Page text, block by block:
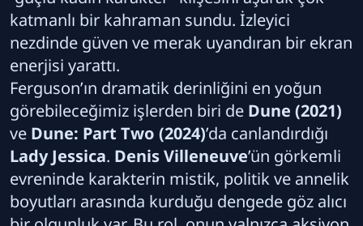
katmanlı bir kahraman sundu. İzleyici
nezdinde güven ve merak uyandıran bir ekran
enerjisi yarattı.
Ferguson’ın dramatik derinliğini en yoğun
görebileceğimiz işlerden biri de Dune (2021)
ve Dune: Part Two (2024)’da canlandırdığı
Lady Jessica. Denis Villeneuve’ün görkemli
evreninde karakterin mistik, politik ve annelik
boyutları arasında kurduğu dengede göz alıcı